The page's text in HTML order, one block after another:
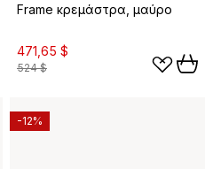
Frame κρεμάστρα, μαύρο
471,65 $
524 $
-12%